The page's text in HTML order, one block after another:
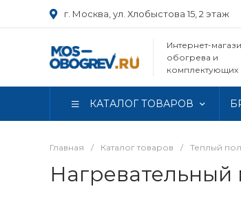
г. Москва, ул. Хлобыстова 15, 2 этаж
Интернет-
обогрева и
комплектующих
КАТАЛОГ ТОВАРОВ
Главная / Каталог товаров / Теплый
Нагревательный